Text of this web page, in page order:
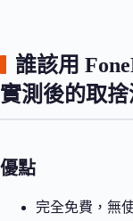
誰該用
實測後的取
優點
完全免費，無